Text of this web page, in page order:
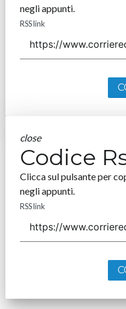
negli appunti.
RSS link
close
Codice
Clicca sul pulsante per
negli appunti.
RSS link